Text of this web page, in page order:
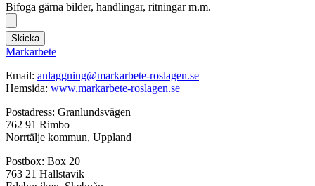
Bifoga gärna bilder, handlingar, ritningar m.m.
Skicka
Markarbete
Email: anlaggning@markarbete-roslagen.se
Hemsida: www.markarbete-roslagen.se
Postadress: Granlundsvägen
762 91 Rimbo
Norrtälje kommun, Uppland
Postbox: Box 20
763 21 Hallstavik